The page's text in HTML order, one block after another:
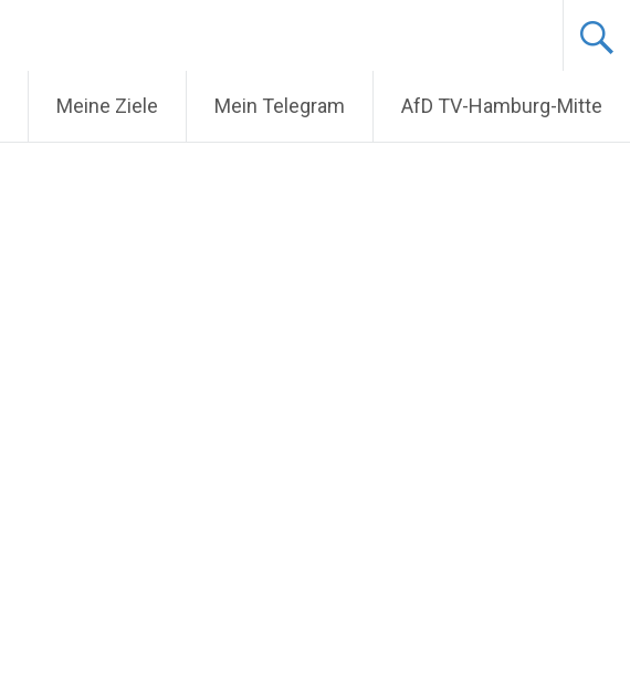
Meine Ziele Mein Telegram AfD TV-Hamburg-Mitte